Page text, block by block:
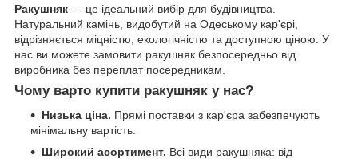
Ракушняк — це ідеальний вибір для будівництва.
Натуральний камінь, видобутий на Одеському кар'єрі,
відрізняється міцністю, екологічністю та доступною ціною. У
нас ви можете замовити ракушняк безпосередньо від
виробника без переплат посередникам.
Чому варто купити ракушняк у нас?
Низька ціна. Прямі поставки з кар'єра забезпечують
мінімальну вартість.
Широкий асортимент. Всі види ракушняка: від